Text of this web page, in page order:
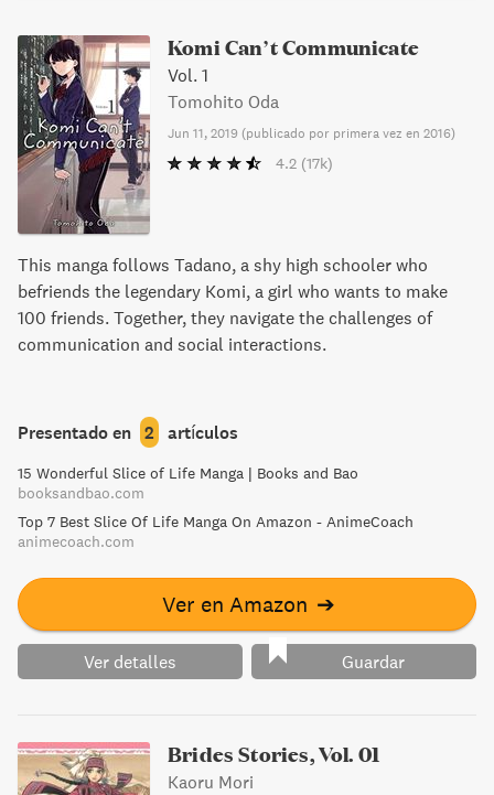
Komi Can’t Communicate
Vol. 1
Tomohito Oda
Jun 11, 2019 (publicado por primera vez en 2016)
4.2 (17k)
This manga follows Tadano, a shy high schooler who
befriends the legendary Komi, a girl who wants to make
100 friends. Together, they navigate the challenges of
communication and social interactions.
Presentado en 2 artículos
15 Wonderful Slice of Life Manga | Books and Bao
booksandbao.com
Top 7 Best Slice Of Life Manga On Amazon - AnimeCoach
animecoach.com
Ver en Amazon ➔
Ver detalles Guardar
Brides Stories, Vol. 01
Kaoru Mori